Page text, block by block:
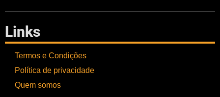
Links
Termos e Condições
Política de privacidade
Quem somos